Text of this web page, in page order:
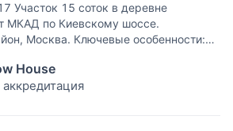
Участок 15 соток в деревне
МКАД по Киевскому шоссе.
Москва. Ключевые особенности:
с лесными и садовыми деревьями,
участке есть небольшой дом для
House